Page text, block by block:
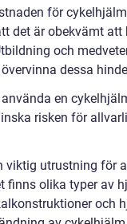
för
det är obekvämt att
och
dessa
en
risken för
viktig utrustning för
finns olika typer av
och